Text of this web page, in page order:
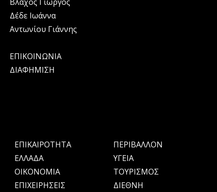
Δέδε Ιωάννα
Αντωνίου Γιάννης
ΕΠΙΚΟΙΝΩΝΙΑ
ΔΙΑΦΗΜΙΣΗ
ΕΠΙΚΑΙΡΟΤΗΤΑ
ΕΛΛΑΔΑ
OIKONOMIA
ΕΠΙΧΕΙΡΗΣΕΙΣ
ΠΕΡΙΒΑΛΛΟΝ
ΥΓΕΙΑ
ΤΟΥΡΙΣΜΟΣ
ΔΙΕΘΝΗ